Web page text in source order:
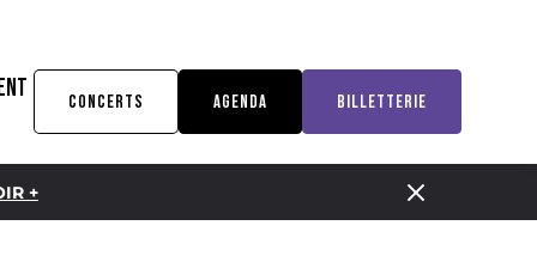
CONCERTS AGENDA BILLETTERIE
+